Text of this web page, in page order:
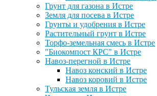
Грунт для газона в Истре
Земля для посева в Истре
Грунты и удобрения в Истре
Растительный грунт в Истре
Торфо-земельная смесь в Истре
"Биокомпост КРС" в Истре
Навоз-перегной в Истре
Навоз конский в Истре
Навоз коровий в Истре
Тульская земля в Истре